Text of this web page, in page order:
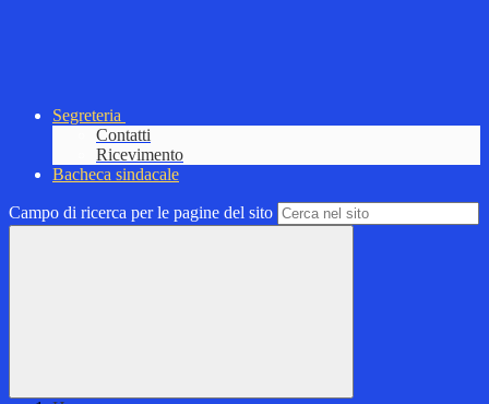
Segreteria
Contatti
Ricevimento
Bacheca sindacale
Campo di ricerca per le pagine del sito